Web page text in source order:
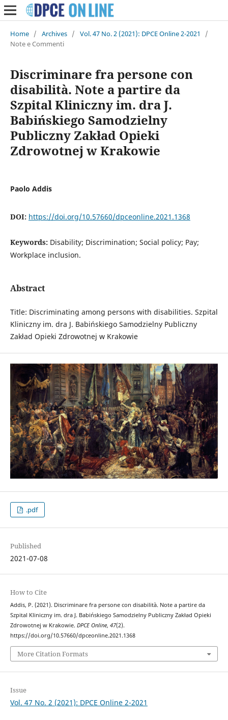
Home / Archives / Vol. 47 No. 2 (2021): DPCE Online 2-2021
/
Note e Commenti
Discriminare fra persone con
disabilità. Note a partire da
Szpital Kliniczny im. dra J.
Babińskiego Samodzielny
Publiczny Zakład Opieki
Zdrowotnej w Krakowie
Paolo Addis
DOI: https://doi.org/10.57660/dpceonline.2021.1368
Keywords: Disability; Discrimination; Social policy; Pay;
Workplace inclusion.
Abstract
Title: Discriminating among persons with disabilities. Szpital
Kliniczny im. dra J. Babińskiego Samodzielny Publiczny
Zakład Opieki Zdrowotnej w Krakowie
.pdf
Published
2021-07-08
How to Cite
Addis, P. (2021). Discriminare fra persone con disabilità. Note a partire da
Szpital Kliniczny im. dra J. Babińskiego Samodzielny Publiczny Zakład Opieki
Zdrowotnej w Krakowie. DPCE Online, 47(2).
https://doi.org/10.57660/dpceonline.2021.1368
More Citation Formats
Issue
Vol. 47 No. 2 (2021): DPCE Online 2-2021